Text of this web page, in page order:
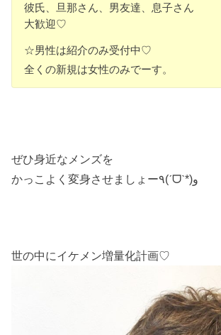
彼氏、旦那さん、男友達、息子さん
大歓迎♡
☆男性は紹介のみ受付中♡
全くの新規は女性のみでーす。
ぜひ身近なメンズを
かっこよく変身させましょー٩(ˊᗜˋ*)و
世の中にイケメン増量化計画♡